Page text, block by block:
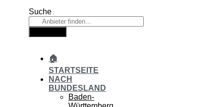
Suche
🏠
STARTSEITE
NACH
BUNDESLAND
Baden-